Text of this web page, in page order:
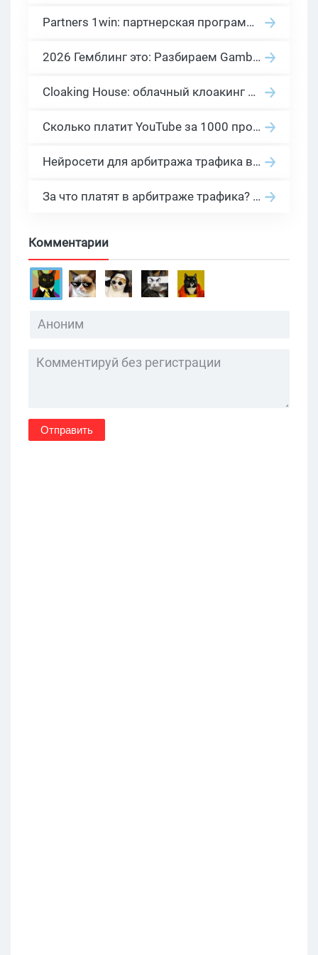
Partners 1win: партнерская программа казино в нише гемблинг арбитраж
2026 Гемблинг это: Разбираем Gambling вертикаль, и все что связано с гемблинг и беттинг офферами
Cloaking House: облачный клоакинг для фильтрации ботов FB и Google Ads — гайд PHP-интеграции 2026
Сколько платит YouTube за 1000 просмотров в 2026: реальные цифры от 0.5 до 36 USD по ГЕО
Нейросети для арбитража трафика в 2026: инструменты, кейсы и AI-медиабайеры
За что платят в арбитраже трафика? 30 моделей оплаты в бурж и СНГ партнерках
Комментарии
Отправить